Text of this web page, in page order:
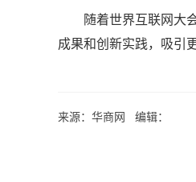
随着世界互联网大
成果和创新实践，吸引
来源：华商网 编辑：